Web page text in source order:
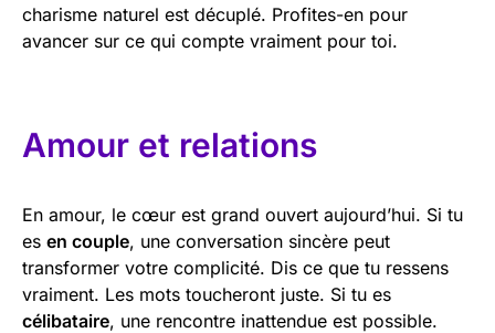
charisme naturel est décuplé. Profites-en pour
avancer sur ce qui compte vraiment pour toi.
Amour et relations
En amour, le cœur est grand ouvert aujourd’hui. Si tu
es en couple, une conversation sincère peut
transformer votre complicité. Dis ce que tu ressens
vraiment. Les mots toucheront juste. Si tu es
célibataire, une rencontre inattendue est possible.